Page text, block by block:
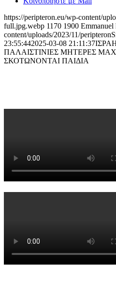
https://peripteron.eu/wp-content/
full.jpg.webp 1170 1900 Emmanuel
content/uploads/2023/11/
23:55:442025-03-08 21:11:37
ΠΑΛΑΙΣΤΙΝΙΕΣ ΜΗΤΕΡΕΣ
ΣΚΟΤΩΝΟΝΤΑΙ ΠΑΙΔΙΑ